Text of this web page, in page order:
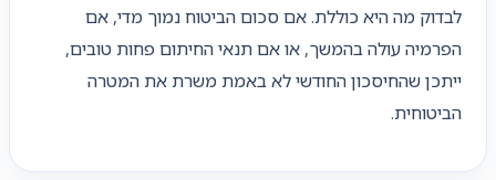
לבדוק מה היא כוללת. אם סכום הביטוח נמוך מדי, אם
הפרמיה עולה בהמשך, או אם תנאי החיתום פחות טובים,
ייתכן שהחיסכון החודשי לא באמת משרת את המטרה
הביטוחית.